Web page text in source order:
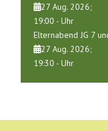
27 Aug. 2026;
19:00 - Uhr
Elternabend JG 7
27 Aug. 2026;
19:30 - Uhr